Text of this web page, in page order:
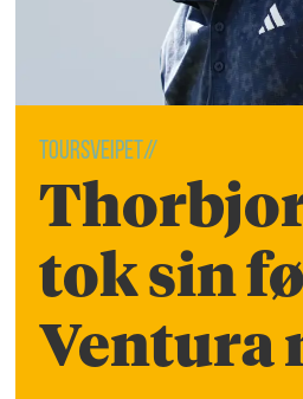
Toursveipet//
tok sin
Ventura